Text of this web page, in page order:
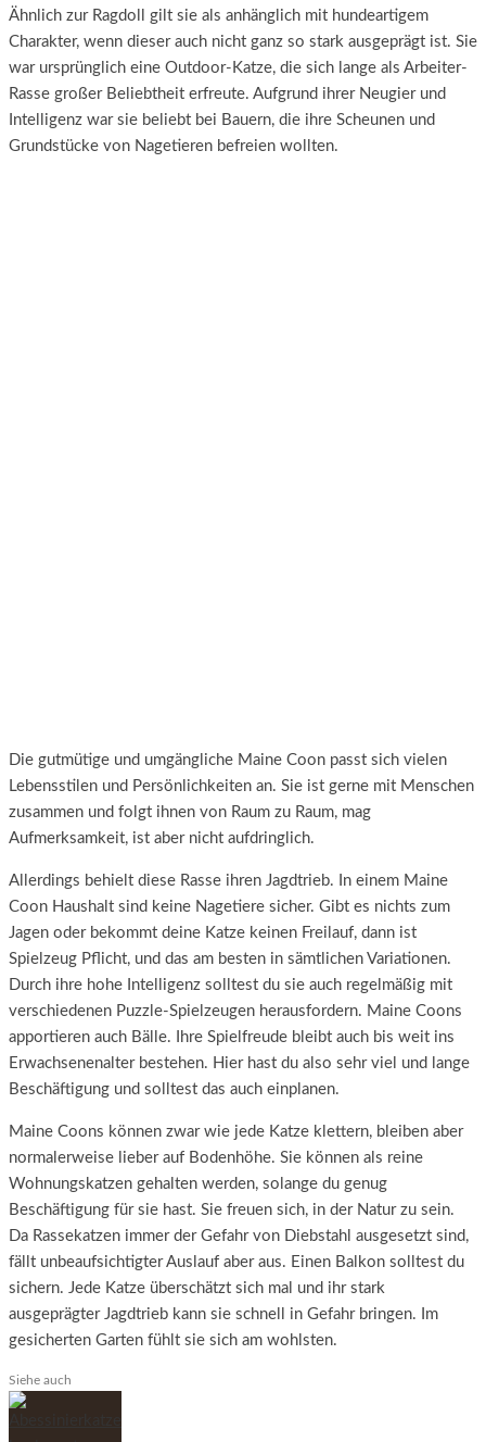
Ähnlich zur Ragdoll gilt sie als anhänglich mit hundeartigem
Charakter, wenn dieser auch nicht ganz so stark ausgeprägt ist. Sie
war ursprünglich eine Outdoor-Katze, die sich lange als Arbeiter-
Rasse großer Beliebtheit erfreute. Aufgrund ihrer Neugier und
Intelligenz war sie beliebt bei Bauern, die ihre Scheunen und
Grundstücke von Nagetieren befreien wollten.
Die gutmütige und umgängliche Maine Coon passt sich vielen
Lebensstilen und Persönlichkeiten an. Sie ist gerne mit Menschen
zusammen und folgt ihnen von Raum zu Raum, mag
Aufmerksamkeit, ist aber nicht aufdringlich.
Allerdings behielt diese Rasse ihren Jagdtrieb. In einem Maine
Coon Haushalt sind keine Nagetiere sicher. Gibt es nichts zum
Jagen oder bekommt deine Katze keinen Freilauf, dann ist
Spielzeug Pflicht, und das am besten in sämtlichen Variationen.
Durch ihre hohe Intelligenz solltest du sie auch regelmäßig mit
verschiedenen Puzzle-Spielzeugen herausfordern. Maine Coons
apportieren auch Bälle. Ihre Spielfreude bleibt auch bis weit ins
Erwachsenenalter bestehen. Hier hast du also sehr viel und lange
Beschäftigung und solltest das auch einplanen.
Maine Coons können zwar wie jede Katze klettern, bleiben aber
normalerweise lieber auf Bodenhöhe. Sie können als reine
Wohnungskatzen gehalten werden, solange du genug
Beschäftigung für sie hast. Sie freuen sich, in der Natur zu sein.
Da Rassekatzen immer der Gefahr von Diebstahl ausgesetzt sind,
fällt unbeaufsichtigter Auslauf aber aus. Einen Balkon solltest du
sichern. Jede Katze überschätzt sich mal und ihr stark
ausgeprägter Jagdtrieb kann sie schnell in Gefahr bringen. Im
gesicherten Garten fühlt sie sich am wohlsten.
Siehe auch